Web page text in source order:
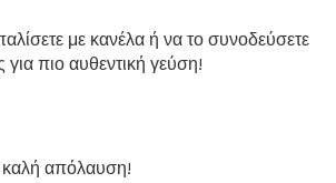
με κανέλα ή να το συνοδεύσετε
για πιο αυθεντική γεύση!
καλή απόλαυση!